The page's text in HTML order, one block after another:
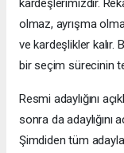
kardeşlerimizdir.
olmaz, ayrışma
ve kardeşlikler kalır.
bir seçim sürecinin
Resmi adaylığını
sonra da adaylığını
Şimdiden tüm